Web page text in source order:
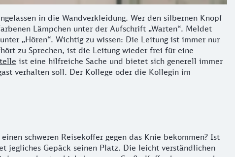
in die Wandverkleidung. Wer den silbernen Knopf
Lämpchen unter der Aufschrift „Warten“. Meldet
„Hören“. Wichtig zu wissen: Die Leitung ist immer nur
zu Sprechen, ist die Leitung wieder frei für eine
ist eine hilfreiche Sache und bietet sich generell immer
verhalten soll. Der Kollege oder die Kollegin im
schweren Reisekoffer gegen das Knie bekommen? Ist
jegliches Gepäck seinen Platz. Die leicht verständlichen